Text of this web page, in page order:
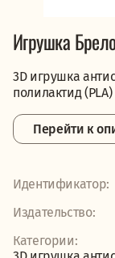
Игрушка
3D игрушка
полилактид (PLA)
Перейти к
Идентификатор:
Издательство:
Категории: